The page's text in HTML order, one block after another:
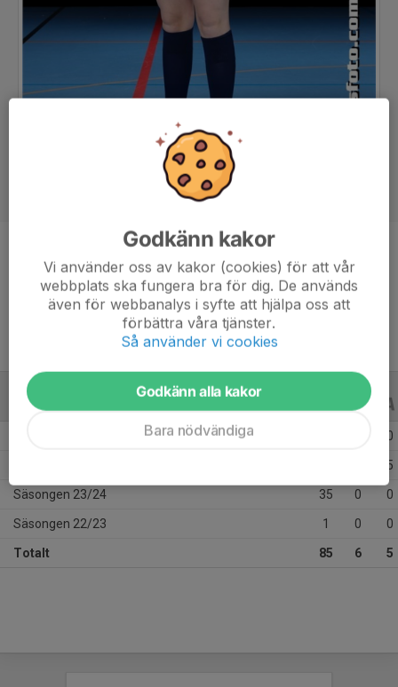
Position
Forward
Ålder
16 år
ALLA SERIER
0
5
Säsongen 23/24 35 0 0
Säsongen 22/23 1 0 0
Totalt 85 6 5
Godkänn kakor
Vi använder oss av kakor (cookies) för att vår
webbplats ska fungera bra för dig. De används
även för webbanalys i syfte att hjälpa oss att
förbättra våra tjänster.
Så använder vi cookies
Godkänn alla kakor
Bara nödvändiga